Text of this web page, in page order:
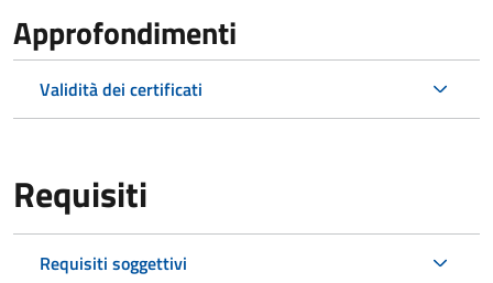
Approfondimenti
Validità dei certificati
Requisiti
Requisiti soggettivi